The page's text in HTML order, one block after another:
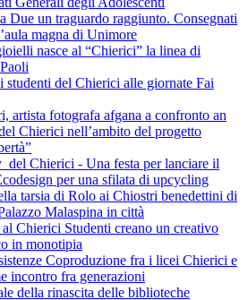
Due un traguardo raggiunto. Consegnati
magna di Unimore
nasce al “Chierici” la linea di
studenti del Chierici alle giornate Fai
artista fotografa afgana a confronto an
Chierici nell’ambito del progetto
del Chierici - Una festa per lanciare il
per una sfilata di upcycling
tarsia di Rolo ai Chiostri benedettini di
Malaspina in città
Chierici Studenti creano un creativo
in monotipia
Coproduzione fra i licei Chierici e
incontro fra generazioni
della rinascita delle biblioteche